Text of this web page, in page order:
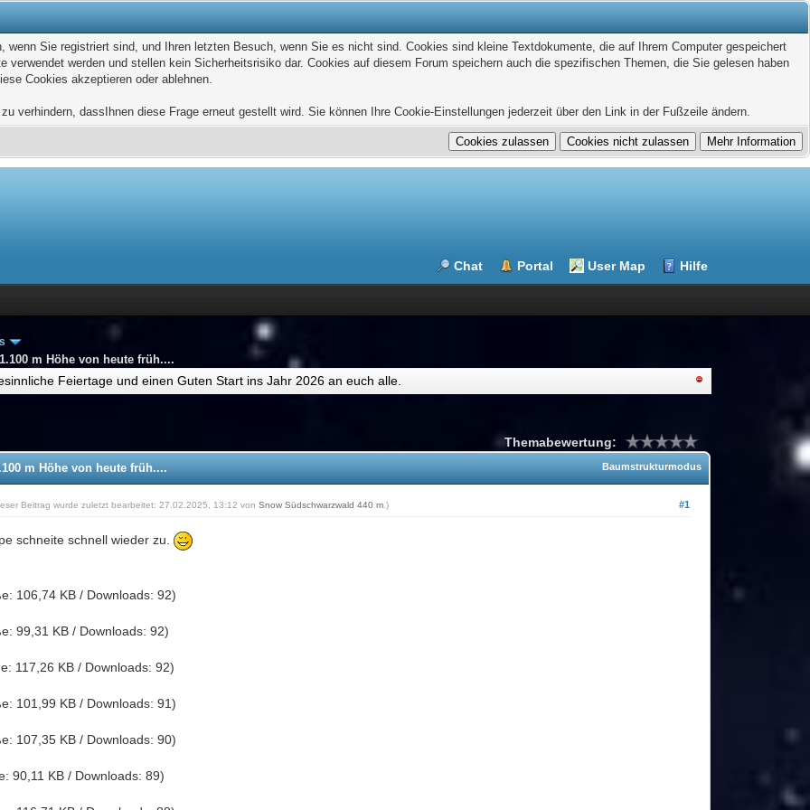
Sie registriert sind, und Ihren letzten Besuch, wenn Sie es nicht sind. Cookies sind kleine Textdokumente, die auf Ihrem Computer gespeichert
werden und stellen kein Sicherheitsrisiko dar. Cookies auf diesem Forum speichern auch die spezifischen Themen, die Sie gelesen haben
Cookies akzeptieren oder ablehnen.
verhindern, dassIhnen diese Frage erneut gestellt wird. Sie können Ihre Cookie-Einstellungen jederzeit über den Link in der Fußzeile ändern.
Chat Portal User Map Hilfe
m Höhe von heute früh....
Feiertage und einen Guten Start ins Jahr 2026 an euch alle.
Themabewertung:
Baumstrukturmodus
m Höhe von heute früh....
#1
Beitrag wurde zuletzt bearbeitet: 27.02.2025, 13:12 vonSnow Südschwarzwald 440 m .)
schneite schnell wieder zu.
106,74 KB / Downloads: 92)
99,31 KB / Downloads: 92)
117,26 KB / Downloads: 92)
101,99 KB / Downloads: 91)
107,35 KB / Downloads: 90)
90,11 KB / Downloads: 89)